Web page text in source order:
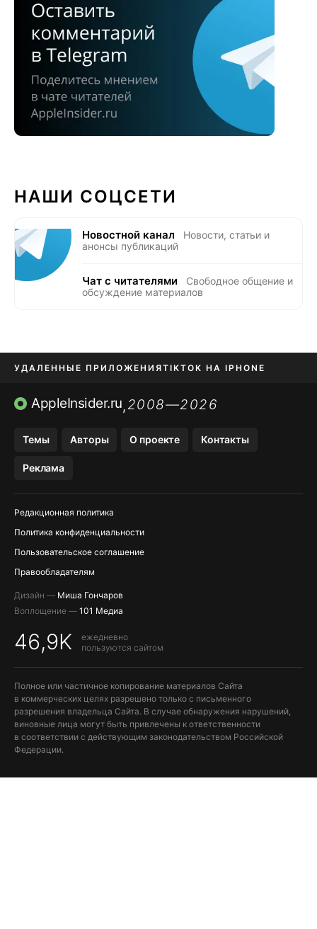
НАШИ СОЦСЕТИ
Новостной канал
Новости, статьи и
анонсы публикаций
Чат с читателями
Свободное общение и
обсуждение материалов
УДАЛЕННЫЕ ПРИЛОЖЕНИЯTIKTOK НА IPHONE
ПРИЛОЖЕНИЯ БЕЗ APP STORE
AppleInsider.ru,2008—2026
Темы Авторы О проекте Контакты
Реклама
Редакционная политика
Политика конфиденциальности
Пользовательское соглашение
Правообладателям
Дизайн — Миша Гончаров
Воплощение — 101 Медиа
46,9K
ежедневно
пользуются сайтом
Полное или частичное копирование материалов Сайта
в коммерческих целях разрешено только с письменного
разрешения владельца Сайта. В случае обнаружения нарушений,
виновные лица могут быть привлечены к ответственности
в соответствии с действующим законодательством Российской
Федерации.